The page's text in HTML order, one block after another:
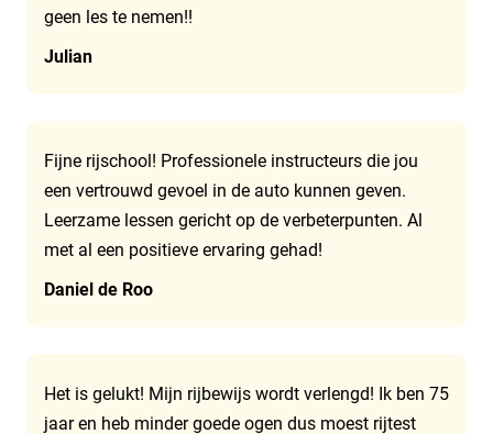
geen les te nemen!!
Julian
Fijne rijschool! Professionele instructeurs die jou
een vertrouwd gevoel in de auto kunnen geven.
Leerzame lessen gericht op de verbeterpunten. Al
met al een positieve ervaring gehad!
Daniel de Roo
Het is gelukt! Mijn rijbewijs wordt verlengd! Ik ben 75
jaar en heb minder goede ogen dus moest rijtest